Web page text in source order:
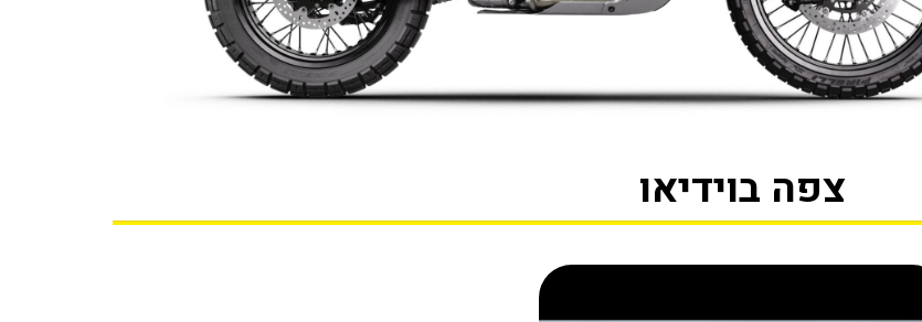
צפה בוידיאו